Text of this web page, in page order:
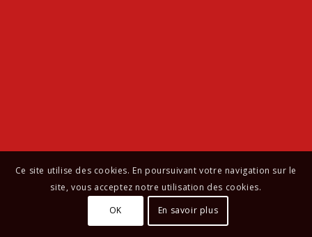
Ce site utilise des cookies. En poursuivant votre navigation sur le
site, vous acceptez notre utilisation des cookies.
OK
En savoir plus